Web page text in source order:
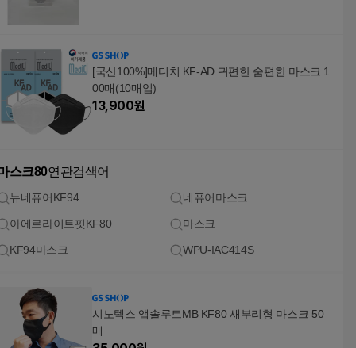
[국산100%]메디치 KF-AD 귀편한 숨편한 마스크 1
00매(10매입)
13,900원
스크80연관검색어
뉴네퓨어KF94 네퓨어마스크
아에르라이트핏KF80 마스크
KF94마스크 WPU-IAC414S
시노텍스 앱솔루트MB KF80 새부리형 마스크 50
매